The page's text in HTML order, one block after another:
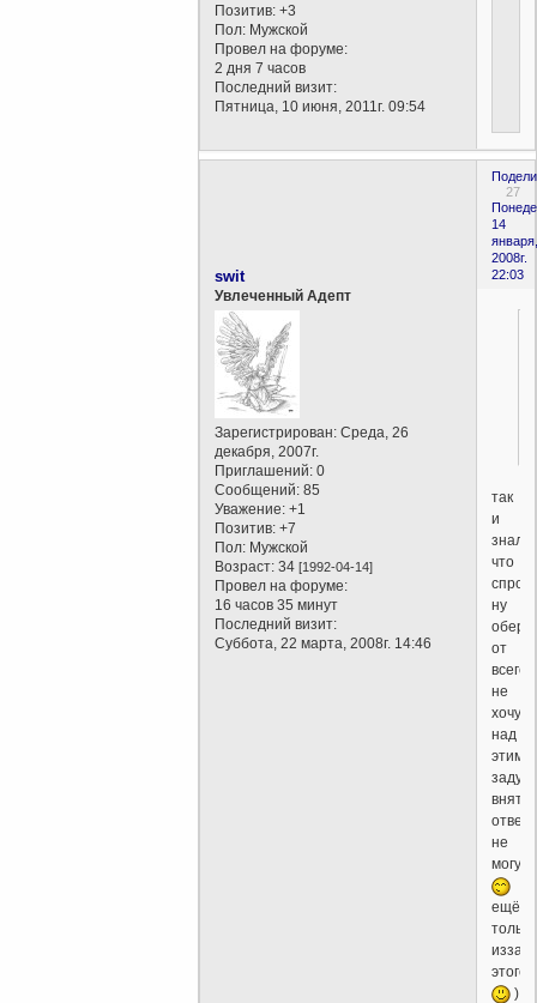
Позитив: +3
Пол: Мужской
Провел на форуме:
2 дня 7 часов
Последний визит:
Пятница, 10 июня, 2011г. 09:54
27
14
января,
2008г.
22:03
swit
Увлеченный Адепт
Зарегистрирован: Среда, 26
декабря, 2007г.
Приглашений: 0
Сообщений: 85
Уважение: +1
Позитив: +7
Пол: Мужской
Возраст: 34[1992-04-14]
Провел на форуме:
16 часов 35 минут
Последний визит:
Суббота, 22 марта, 2008г. 14:46
так
и
знал
что
ну
от
не
хочу
над
этим
не
могу
только
изза
этого
)